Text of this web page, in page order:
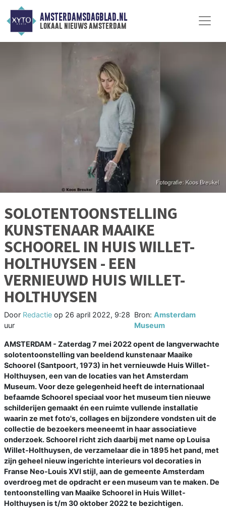
AMSTERDAMSDAGBLAD.NL
lokaal nieuws amsterdam
SOLOTENTOONSTELLING
KUNSTENAAR MAAIKE
SCHOOREL IN HUIS WILLET-
HOLTHUYSEN - EEN
VERNIEUWD HUIS WILLET-
HOLTHUYSEN
Door Redactie op 26 april 2022, 9:28
uur
Bron: Amsterdam
Museum
AMSTERDAM - Zaterdag 7 mei 2022 opent de langverwachte
solotentoonstelling van beeldend kunstenaar Maaike
Schoorel (Santpoort, 1973) in het vernieuwde Huis Willet-
Holthuysen, een van de locaties van het Amsterdam
Museum. Voor deze gelegenheid heeft de internationaal
befaamde Schoorel speciaal voor het museum tien nieuwe
schilderijen gemaakt én een ruimte vullende installatie
waarin ze met foto's, collages en bijzondere vondsten uit de
collectie de bezoekers meeneemt in haar associatieve
onderzoek. Schoorel richt zich daarbij met name op Louisa
Willet-Holthuysen, de verzamelaar die in 1895 het pand, met
zijn geheel nieuw ingerichte interieurs vol decoraties in
Franse Neo-Louis XVI stijl, aan de gemeente Amsterdam
overdroeg met de opdracht er een museum van te maken. De
tentoonstelling van Maaike Schoorel in Huis Willet-
Holthuysen is t/m 30 oktober 2022 te bezichtigen.